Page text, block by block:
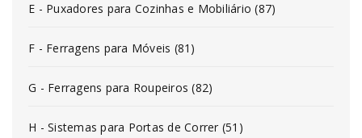
E - Puxadores para Cozinhas e Mobiliário (87)
F - Ferragens para Móveis (81)
G - Ferragens para Roupeiros (82)
H - Sistemas para Portas de Correr (51)